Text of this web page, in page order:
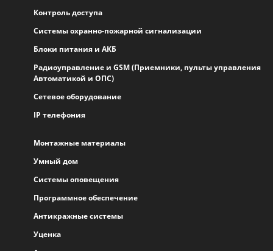
Контроль доступа
Системы охранно-пожарной сигнализации
Блоки питания и АКБ
Радиоуправление и GSM (Приемники, пульты управления
Автоматикой и ОПС)
Сетевое оборудование
IP телефония
Монтажные материалы
Умный дом
Системы оповещения
Программное обеспечение
Антикражные системы
Уценка